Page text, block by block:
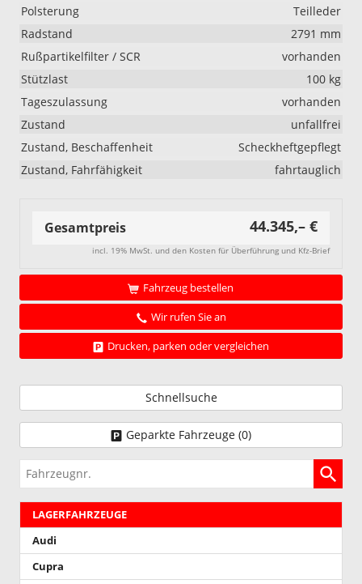
Polsterung
Teilleder
Radstand
2791 mm
Rußpartikelfilter / SCR
vorhanden
Stützlast
100 kg
Tageszulassung
vorhanden
Zustand
unfallfrei
Zustand, Beschaffenheit
Scheckheftgepflegt
Zustand, Fahrfähigkeit
fahrtauglich
Gesamtpreis 44.345,– €
incl. 19% MwSt. und den Kosten für Überführung und Kfz-Brief
Fahrzeug bestellen
Wir rufen Sie an
Drucken, parken oder vergleichen
Schnellsuche
Geparkte Fahrzeuge (0)
Fahrzeugnr.
LAGERFAHRZEUGE
Audi
Cupra